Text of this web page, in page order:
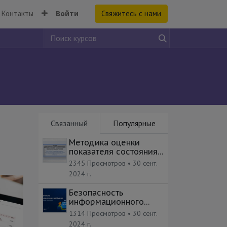
Контакты Войти Свяжитесь с нами
Связанный
Популярные
Методика оценки
показателя состояния
технической защиты
информации и
обеспечения
безопасности
значимых объектов
КИИ РФ
2345 Просмотров • 30 сент.
2024 г.
Безопасность
информационного
обмена
1314 Просмотров • 30 сент.
2024 г.